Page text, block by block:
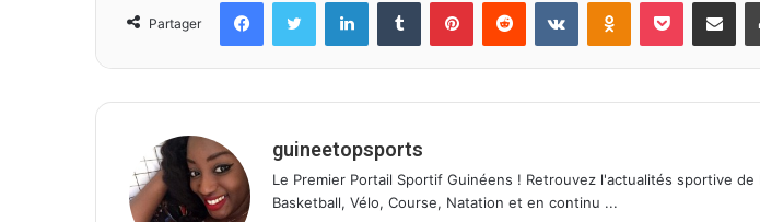
Partager
guineetopsports
Le Premier Portail Sportif Guinéens ! Retrouvez l'actualités sportive de
Basketball, Vélo, Course, Natation et en continu ...